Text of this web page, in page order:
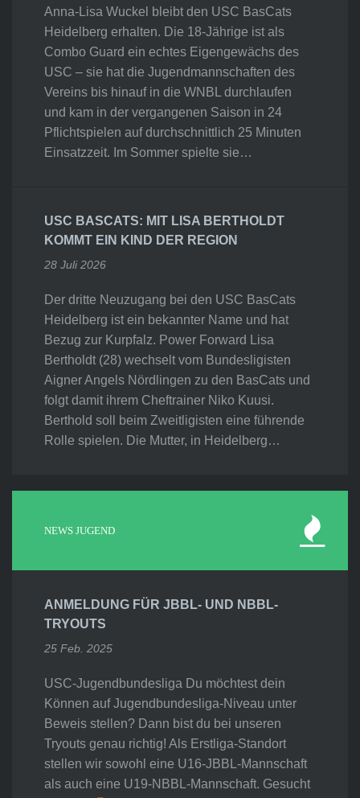
Anna-Lisa Wuckel bleibt den USC BasCats
Heidelberg erhalten. Die 18-Jährige ist als
Combo Guard ein echtes Eigengewächs des
USC – sie hat die Jugendmannschaften des
Vereins bis hinauf in die WNBL durchlaufen
und kam in der vergangenen Saison in 24
Pflichtspielen auf durchschnittlich 25 Minuten
Einsatzzeit. Im Sommer spielte sie…
USC BASCATS: MIT LISA BERTHOLDT
KOMMT EIN KIND DER REGION
28 Juli 2026
Der dritte Neuzugang bei den USC BasCats
Heidelberg ist ein bekannter Name und hat
Bezug zur Kurpfalz. Power Forward Lisa
Bertholdt (28) wechselt vom Bundesligisten
Aigner Angels Nördlingen zu den BasCats und
folgt damit ihrem Cheftrainer Niko Kuusi.
Berthold soll beim Zweitligisten eine führende
Rolle spielen. Die Mutter, in Heidelberg…
NEWS JUGEND
ANMELDUNG FÜR JBBL- UND NBBL-
TRYOUTS
25 Feb. 2025
USC-Jugendbundesliga Du möchtest dein
Können auf Jugendbundesliga-Niveau unter
Beweis stellen? Dann bist du bei unseren
Tryouts genau richtig! Als Erstliga-Standort
stellen wir sowohl eine U16-JBBL-Mannschaft
als auch eine U19-NBBL-Mannschaft. Gesucht